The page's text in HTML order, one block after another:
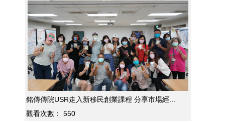
銘傳傳院USR走入新移民創業課程 分享市場經...
觀看次數：
550